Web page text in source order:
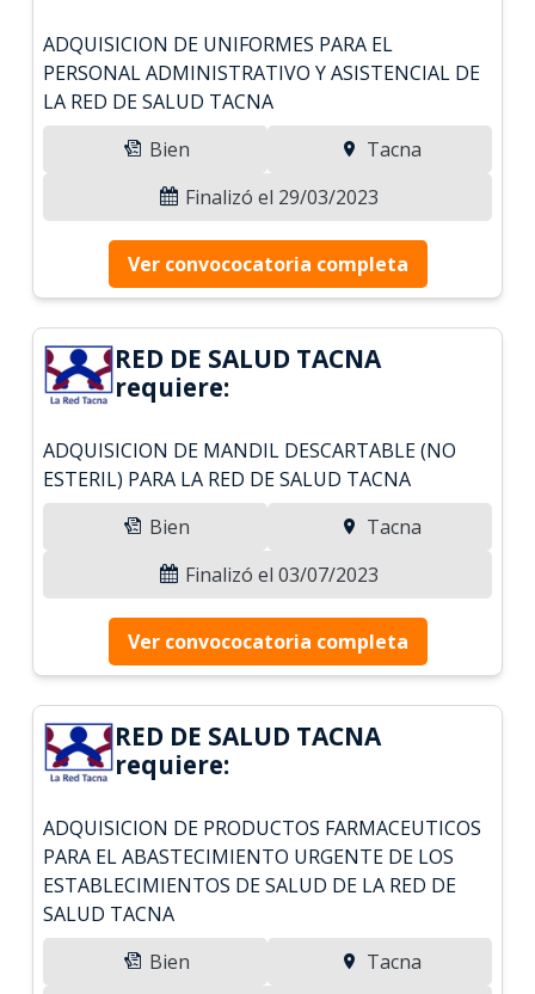
ADQUISICION DE UNIFORMES PARA EL
PERSONAL ADMINISTRATIVO Y ASISTENCIAL DE
LA RED DE SALUD TACNA
Bien
Tacna
Finalizó el 29/03/2023
Ver convococatoria completa
RED DE SALUD TACNA
requiere:
ADQUISICION DE MANDIL DESCARTABLE (NO
ESTERIL) PARA LA RED DE SALUD TACNA
Bien
Tacna
Finalizó el 03/07/2023
Ver convococatoria completa
RED DE SALUD TACNA
requiere:
ADQUISICION DE PRODUCTOS FARMACEUTICOS
PARA EL ABASTECIMIENTO URGENTE DE LOS
ESTABLECIMIENTOS DE SALUD DE LA RED DE
SALUD TACNA
Bien
Tacna